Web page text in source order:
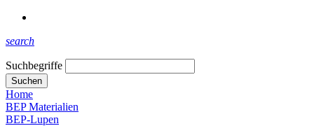
search
Suchbegriffe
Suchen
Home
BEP Materialien
BEP-Lupen